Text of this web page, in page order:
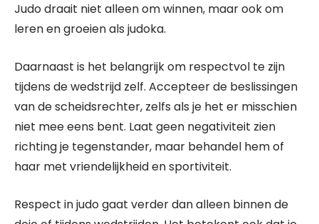
Judo draait niet alleen om winnen, maar ook om
leren en groeien als judoka.
Daarnaast is het belangrijk om respectvol te zijn
tijdens de wedstrijd zelf. Accepteer de beslissingen
van de scheidsrechter, zelfs als je het er misschien
niet mee eens bent. Laat geen negativiteit zien
richting je tegenstander, maar behandel hem of
haar met vriendelijkheid en sportiviteit.
Respect in judo gaat verder dan alleen binnen de